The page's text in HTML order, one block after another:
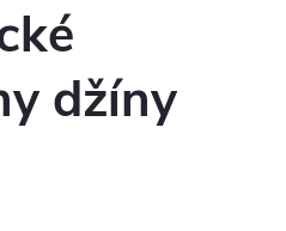
džíny